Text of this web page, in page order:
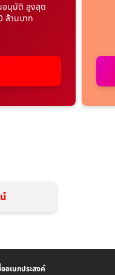
อนุมัติ สูงสุด
ล้านบาท
อเนกประสงค์